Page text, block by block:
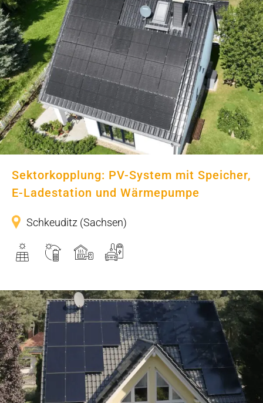
Sektorkopplung: PV-System mit
Speicher, E-Ladestation und
Wärmepumpe
Sektorkopplung: PV-System mit Speicher,
E-Ladestation und Wärmepumpe
Schkeuditz (Sachsen)
Energiekomplettpaket: PV-System
mit Speicher, E-Ladestation und
Wärmepumpe